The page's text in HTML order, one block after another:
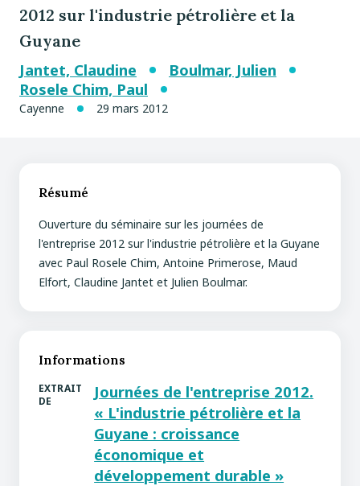
2012 sur l'industrie pétrolière et la
Guyane
Jantet, Claudine
Boulmar, Julien
Rosele Chim, Paul
Cayenne 29 mars 2012
Résumé
Ouverture du séminaire sur les journées de
l'entreprise 2012 sur l'industrie pétrolière et la Guyane
avec Paul Rosele Chim, Antoine Primerose, Maud
Elfort, Claudine Jantet et Julien Boulmar.
Informations
EXTRAIT
DE
Journées de l'entreprise 2012.
« L'industrie pétrolière et la
Guyane : croissance
économique et
développement durable »